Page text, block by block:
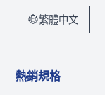
繁體中文
熱銷規格